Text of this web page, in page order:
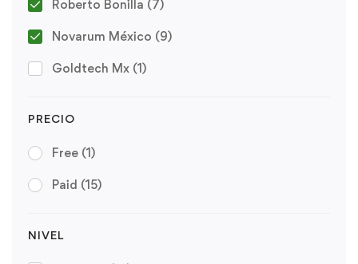
Roberto Bonilla (7)
Novarum México (9)
Goldtech Mx (1)
PRECIO
Free (1)
Paid (15)
NIVEL